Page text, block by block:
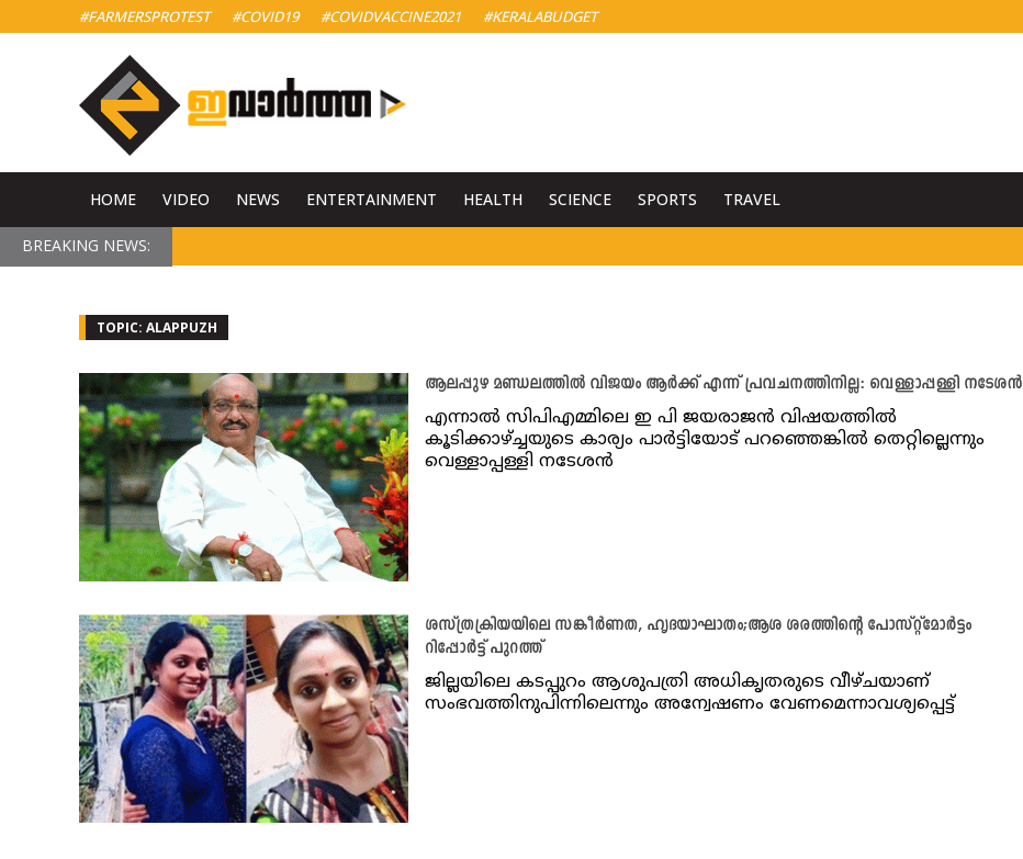
#FARMERSPROTEST #COVID19 #COVIDVACCINE2021 #KERALABUDGET
HOME VIDEO NEWS ENTERTAINMENT HEALTH SCIENCE SPORTS TRAVEL
BREAKING NEWS:
TOPIC: ALAPPUZH
ആലപ്പുഴ മണ്ഡലത്തില്‍ വിജയം ആർക്ക് എന്ന് പ്രവചനത്തിനില്ല: വെള്ളാപ്പള്ളി നടേശന്‍
എന്നാൽ സിപിഎമ്മിലെ ഇ പി ജയരാജന്‍ വിഷയത്തില്‍
കൂടിക്കാഴ്ച്ചയുടെ കാര്യം പാര്‍ട്ടിയോട് പറഞ്ഞെങ്കില്‍ തെറ്റില്ലെന്നും
വെള്ളാപ്പള്ളി നടേശന്‍
ശസ്ത്രക്രിയയിലെ സങ്കീർണത, ഹൃദയാഘാതം;ആശ ശരത്തിന്റെ പോസ്റ്റ്‌മോർട്ടം
റിപ്പോർട്ട് പുറത്ത്
ജില്ലയിലെ കടപ്പുറം ആശുപത്രി അധികൃതരുടെ വീഴ്ചയാണ്
സംഭവത്തിനുപിന്നിലെന്നും അന്വേഷണം വേണമെന്നാവശ്യപ്പെട്ട്